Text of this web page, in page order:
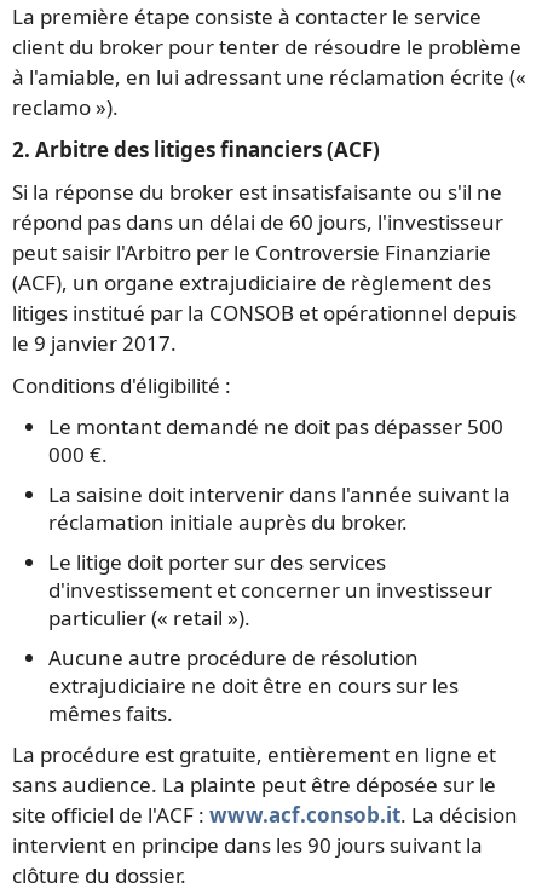
La première étape consiste à contacter le service
client du broker pour tenter de résoudre le problème
à l'amiable, en lui adressant une réclamation écrite («
reclamo »).
2. Arbitre des litiges financiers (ACF)
Si la réponse du broker est insatisfaisante ou s'il ne
répond pas dans un délai de 60 jours, l'investisseur
peut saisir l'Arbitro per le Controversie Finanziarie
(ACF), un organe extrajudiciaire de règlement des
litiges institué par la CONSOB et opérationnel depuis
le 9 janvier 2017.
Conditions d'éligibilité :
Le montant demandé ne doit pas dépasser 500
000 €.
La saisine doit intervenir dans l'année suivant la
réclamation initiale auprès du broker.
Le litige doit porter sur des services
d'investissement et concerner un investisseur
particulier (« retail »).
Aucune autre procédure de résolution
extrajudiciaire ne doit être en cours sur les
mêmes faits.
La procédure est gratuite, entièrement en ligne et
sans audience. La plainte peut être déposée sur le
site officiel de l'ACF : www.acf.consob.it. La décision
intervient en principe dans les 90 jours suivant la
clôture du dossier.